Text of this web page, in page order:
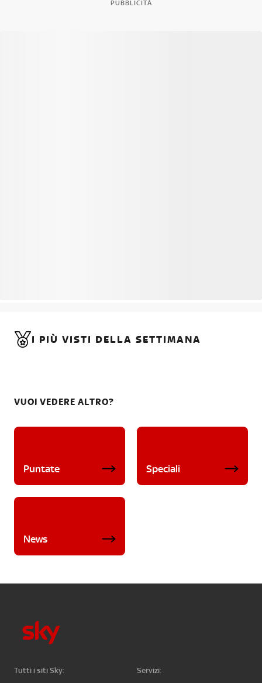
PUBBLICITÀ
I PIÙ VISTI DELLA SETTIMANA
VUOI VEDERE ALTRO?
Puntate Speciali
News
Tutti i siti Sky:
Servizi: